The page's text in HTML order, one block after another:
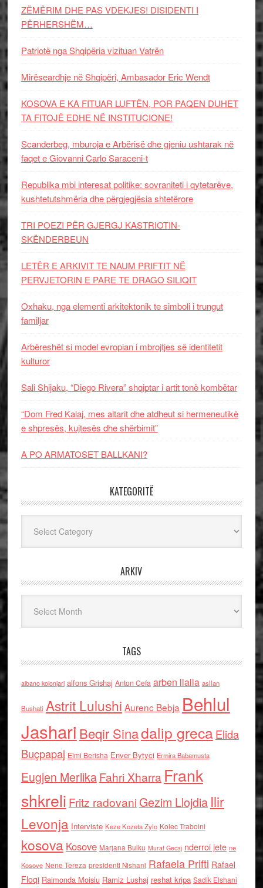
ZËMËRIM DHE PAS VDEKJES! DISIDENTI I
PËRHERSHËM…
Patriotë nga Shqipëria vizituan Vatrën
Mirëseardhje në Shqipëri, Ambasador Eric Wendt
KOSOVA E KA FITUAR LUFTËN, POR PAQEN DUHET
TA FITOJË EDHE NË INSTITUCIONE!
Scanderbeg, mburoja e Arbërisë dhe gjeniu ushtarak në
faqet e Giovanni Carlo Saraceni-t
Republika mbi interesat politike: sovraniteti i qytetarëve,
kushtetutshmëria dhe përgjegjësia shtetërore
TRI POEZI PËR GJERGJ KASTRIOTIN-
SKËNDERBEUN
LETËR E ARKIVIT TE NAUM PRIFTIT NË
PERVJETORIN E PARE TE DRAGO SILIQIT
Oxhaku, nga elementi arkitektonik te simboli i trungut
familjar
Arbëreshët si model evropian i mbrojtjes së identitetit
kulturor
Sali Shijaku, “Diego Rivera” shqiptar i artit tonë kombëtar
“Dom Fred Kalaj, mes altarit dhe atdheut si hermeneutikë
e shpresës, kujtesës dhe shërbimit”
A PO ARMATOSET BALLKANI?
KATEGORITË
ARKIV
TAGS
albano kolonjari alfons Grishaj Anton Cefa arben llalla asllan
Bushati Astrit Lulushi Aurenc Bebja Behlul
Jashari Beqir Sinadalip grecaElida
Buçpapaj Elmi Berisha Enver Bytyci Ermira Babamusta
Eugjen MerlikaFahri Xharra Frank
shkreli Fritz radovaniGezim Llojdia Ilir
Levonja Interviste Keze Kozeta Zylo Kolec Traboini
kosova Kosove Marjana Bulku Murat Gecaj nderroi jete ne
Kosove Nene Tereza presidenti Nishani Rafaela Prifti Rafael
Floqi Raimonda Moisiu Ramiz Lushaj reshat kripa Sadik Elshani